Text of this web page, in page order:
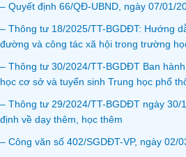
– Quyết định 66/QĐ-UBND, ngày 07/01/
– Thông tư 18/2025/TT-BGDĐT: Hướng
đường và công tác xã hội trong trường
– Thông tư 30/2024/TT-BGDĐT Ban
học cơ sở và tuyển sinh Trung học phổ
– Thông tư 29/2024/TT-BGDĐT ngày 30/
định về dạy thêm, học thêm
– Công văn số 402/SGDĐT-VP, ngày 02/